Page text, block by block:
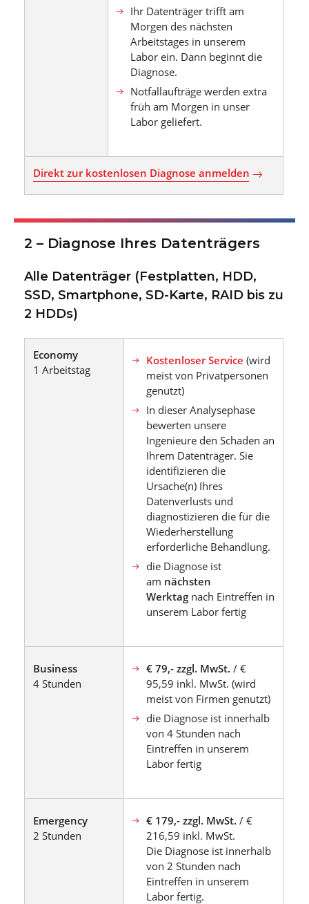
Ihr Datenträger trifft am
Morgen des nächsten
Arbeitstages in unserem
Labor ein. Dann beginnt die
Diagnose.
Notfallaufträge werden extra
früh am Morgen in unser
Labor geliefert.
Direkt zur kostenlosen Diagnose anmelden
2 – Diagnose Ihres Datenträgers
Alle Datenträger (Festplatten, HDD,
SSD, Smartphone, SD-Karte, RAID bis zu
2 HDDs)
Economy
1 Arbeitstag
Kostenloser Service(wird
meist von Privatpersonen
genutzt)
In dieser Analysephase
bewerten unsere
Ingenieure den Schaden an
Ihrem Datenträger. Sie
identifizieren die
Ursache(n) Ihres
Datenverlusts und
diagnostizieren die für die
Wiederherstellung
erforderliche Behandlung.
die Diagnose ist
am nächsten
Werktag nach Eintreffen in
unserem Labor fertig
Business
4 Stunden
€ 79,- zzgl. MwSt. / €
95,59 inkl. MwSt. (wird
meist von Firmen genutzt)
die Diagnose ist innerhalb
von 4 Stunden nach
Eintreffen in unserem
Labor fertig
Emergency
2 Stunden
€ 179,- zzgl. MwSt. / €
216,59 inkl. MwSt.
Die Diagnose ist innerhalb
von 2 Stunden nach
Eintreffen in unserem
Labor fertig.